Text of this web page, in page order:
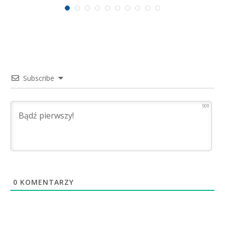
Subscribe
500
0 KOMENTARZY